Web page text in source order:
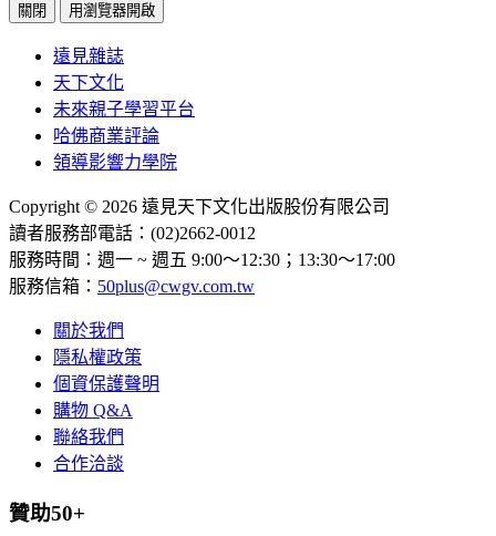
關閉 用瀏覽器開啟
遠見雜誌
天下文化
未來親子學習平台
哈佛商業評論
領導影響力學院
Copyright © 2026 遠見天下文化出版股份有限公司
讀者服務部電話：(02)2662-0012
服務時間：週一 ~ 週五 9:00～12:30；13:30～17:00
服務信箱： 50plus@cwgv.com.tw
關於我們
隱私權政策
個資保護聲明
購物 Q&A
聯絡我們
合作洽談
贊助50+